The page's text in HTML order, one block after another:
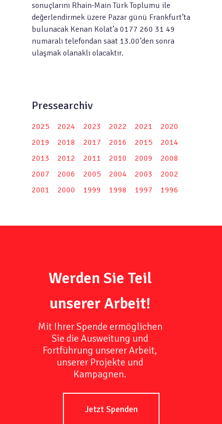
sonuçlarını Rhain-Main Türk Toplumu ile
değerlendirmek üzere Pazar günü Frankfurt’ta
bulunacak Kenan Kolat’a 0177 260 31 49
numaralı telefondan saat 13.00’den sonra
ulaşmak olanaklı olacaktır.
Pressearchiv
2025 2024 2023 2022 2021
2020
2019
2018 2017 2016 2015
2014
2013
2012 2011 2010 2009
2008
2007
2006 2005 2004 2003
2002
2001
2000 1999 1998 1997 1996
Werden Sie Teil
unserer Arbeit!
Mit Ihrer Spende ermöglichen
Sie die Ausweitung und
Fortführung unserer Arbeit,
unserer Projekte und
Kampagnen.
Jetzt Spenden